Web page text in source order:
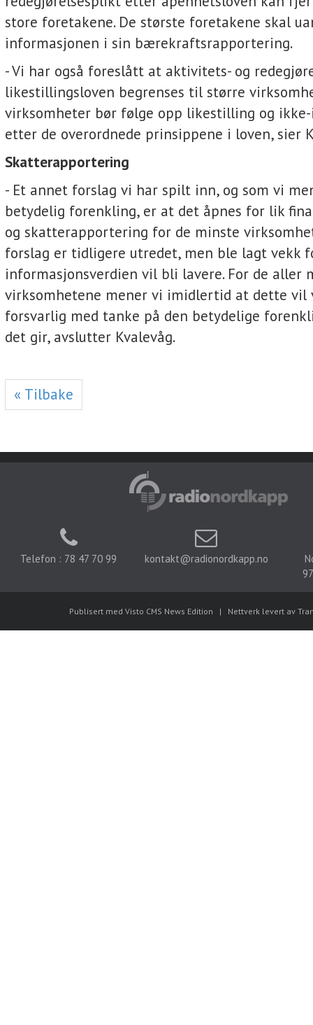
store foretakene. De største foretakene skal
informasjonen i sin bærekraftsrapportering.
- Vi har også foreslått at aktivitets- og
likestillingsloven begrenses til større
virksomheter bør følge opp likestilling og
etter de overordnede prinsippene i loven, sier
Skatterapportering
- Et annet forslag vi har spilt inn, og som vi
betydelig forenkling, er at det åpnes for lik
og skatterapportering for de minste
forslag er tidligere utredet, men ble lagt vekk
informasjonsverdien vil bli lavere. For de aller
virksomhetene mener vi imidlertid at dette
forsvarlig med tanke på den betydelige
det gir, avslutter Kvalevåg.
« Tilbake
Telefon : 78 47 70 99 kontakt@radionordkapp.no
Publisert med Visto CMS News Edition | Nettverk levert av